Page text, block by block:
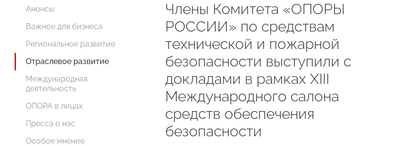
Анонсы
Важное для бизнеса
Региональное развитие
Отраслевое развитие
Международная
деятельность
ОПОРА в лицах
Пресса о нас
Особое мнение
Члены Комитета «ОПОРЫ
РОССИИ» по средствам
технической и пожарной
безопасности выступили с
докладами в рамках XIII
Международного салона
средств обеспечения
безопасности